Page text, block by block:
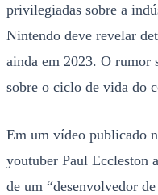
privilegiadas sobre a
Nintendo deve revelar
ainda em 2023. O rumor
sobre o ciclo de vida do
Em um vídeo publicado
youtuber Paul Eccleston
de um “desenvolvedor